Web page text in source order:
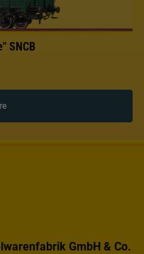
SNCB
GmbH & Co.